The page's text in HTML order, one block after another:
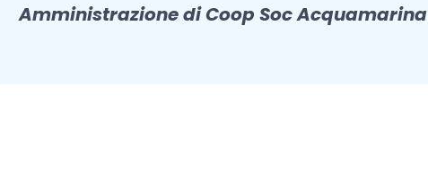
Amministrazione di Coop Soc Acquamarina